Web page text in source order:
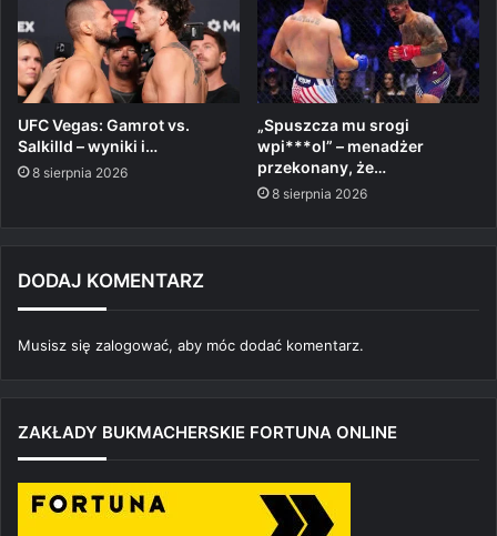
UFC Vegas: Gamrot vs.
Salkilld – wyniki i…
8 sierpnia 2026
„Spuszcza mu srogi
wpi***ol” – menadżer
przekonany, że…
8 sierpnia 2026
DODAJ KOMENTARZ
Musisz się zalogować, aby móc dodać komentarz.
ZAKŁADY BUKMACHERSKIE FORTUNA ONLINE